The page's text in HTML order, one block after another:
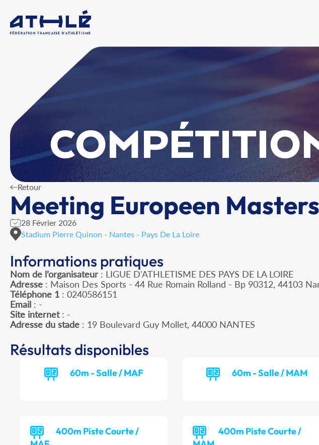
Retour
Meeting Europeen
28 Février 2026
Stadium Pierre Quinon - Nantes - Pays De La Loire
Informations pratiques
Nom de l’organisateur : LIGUE D'ATHLETISME DES PAYS DE LA LOIRE
Adresse : Maison Des Sports - 44 Rue Romain Rolland - Bp 90312, 44103
Téléphone 1 : 0240586151
Email : -
Site internet: -
Adresse du stade : 19 Boulevard Guy Mollet, 44000 NANTES
Résultats disponibles
60m - Salle / MAF 60m - Salle / MAM
400m Piste Courte /
400m Piste Courte /